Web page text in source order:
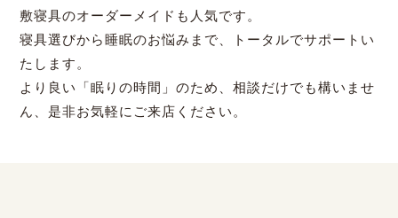
敷寝具のオーダーメイドも人気です。
寝具選びから睡眠のお悩みまで、トータルでサポートい
たします。
より良い「眠りの時間」のため、相談だけでも構いませ
ん、是非お気軽にご来店ください。